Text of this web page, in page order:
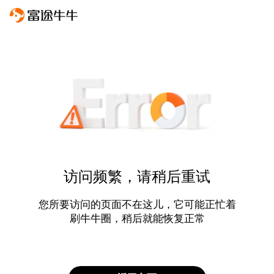
访问频繁，请稍后重试
您所要访问的页面不在这儿，它可能正忙着
刷牛牛圈，稍后就能恢复正常